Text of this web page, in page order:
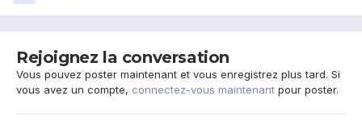
Rejoignez la conversation
Vous pouvez poster maintenant et vous enregistrez plus tard. Si
vous avez un compte, connectez-vous maintenant pour poster.